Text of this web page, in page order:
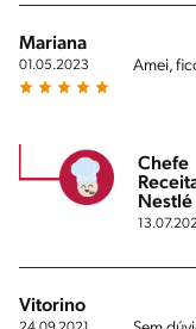
Mariana
01.05.2023 Amei,
Chefe
Nestlé
Vitorino